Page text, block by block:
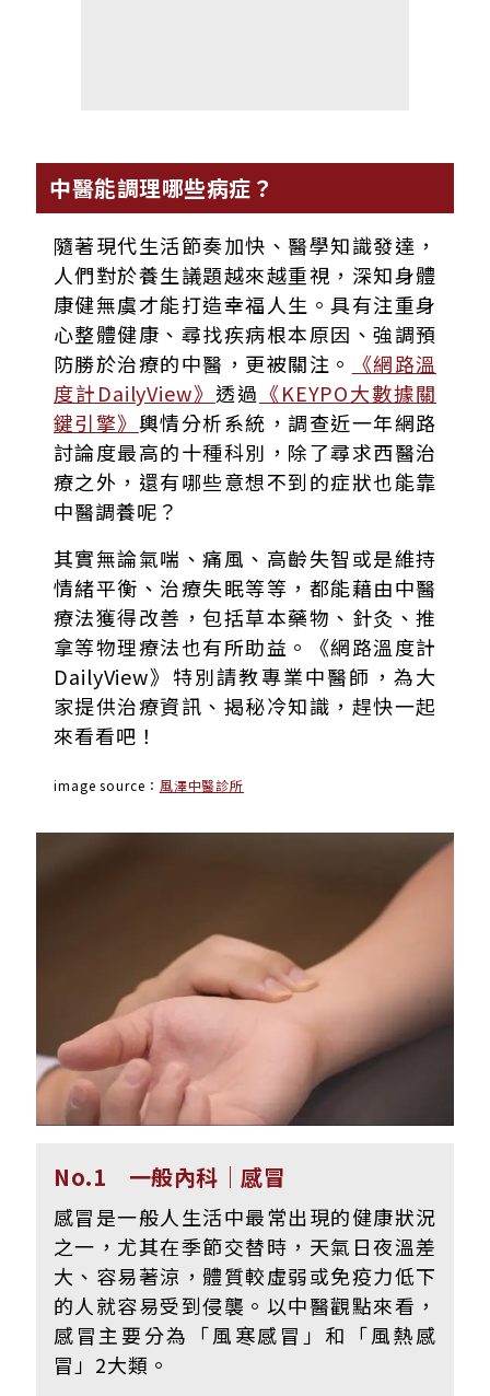
中醫能調理哪些病症？
隨著現代生活節奏加快、醫學知識發達，
人們對於養生議題越來越重視，深知身體
康健無虞才能打造幸福人生。具有注重身
心整體健康、尋找疾病根本原因、強調預
防勝於治療的中醫，更被關注。
《網路溫
度計DailyView》 透過 《KEYPO大數據關
鍵引擎》 輿情分析系統，調查近一年網路
討論度最高的十種科別，除了尋求西醫治
療之外，還有哪些意想不到的症狀也能靠
中醫調養呢？
其實無論氣喘、痛風、高齡失智或是維持
情緒平衡、治療失眠等等，都能藉由中醫
療法獲得改善，包括草本藥物、針灸、推
拿等物理療法也有所助益。《網路溫度計
DailyView》特別請教專業中醫師，為大
家提供治療資訊、揭秘冷知識，趕快一起
來看看吧！
image source： 風澤中醫診所
No.1 一般內科｜感冒
感冒是一般人生活中最常出現的健康狀況
之一，尤其在季節交替時，天氣日夜溫差
大、容易著涼，體質較虛弱或免疫力低下
的人就容易受到侵襲。以中醫觀點來看，
感冒主要分為「風寒感冒」和「風熱感
冒」2大類。